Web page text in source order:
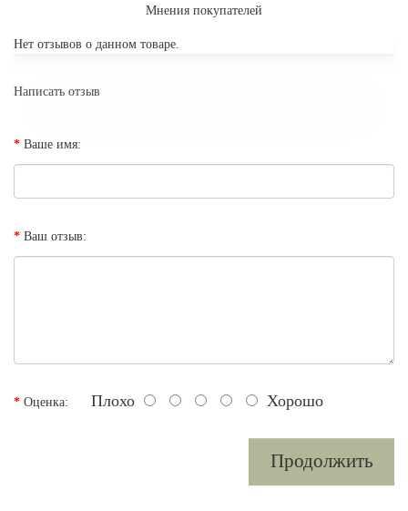
Мнения покупателей
Нет отзывов о данном товаре.
Написать отзыв
Ваше имя:
Ваш отзыв:
Оценка: Плохо Хорошо
Продолжить